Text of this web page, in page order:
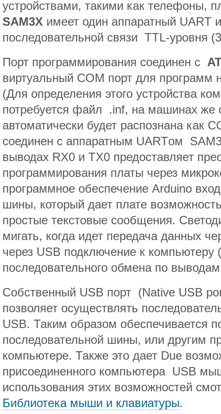
устройствами, такими как телефоны,
SAM3X имеет один аппаратный UART
последовательной связи TTL-уровня
Порт программирования соединен с
виртуальный COM порт для
(Для определения этого устройства
потребуется файл .inf, на машинах же
автоматически будет распознана как
соединен с аппаратным UARTом
выводах RX0 и TX0 предоставляет
программирования платы через
программное обеспечение Arduino
шины, который дает плате
простые текстовые сообщения.
мигать, когда идет передача данных
через USB подключение к компьютеру
последовательного обмена по
Собственный USB порт (Native USB
позволяет осуществлять
USB. Таким образом обеспечивается
последовательной шины, или другим
компьютере. Также это дает Due
присоединенного компьютера USB
использования этих возможностей
Библиотека мыши и клавиатуры.